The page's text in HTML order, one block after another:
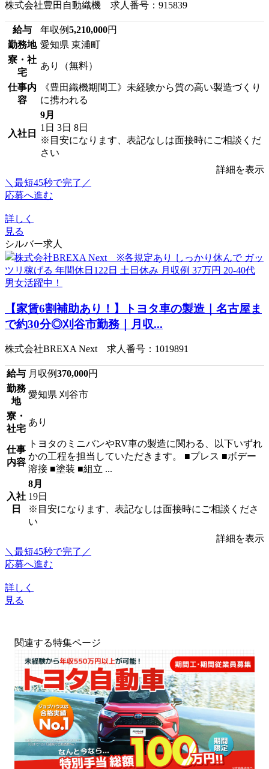
株式会社豊田自動織機 求人番号：915839
給与 年収例5,210,000円
勤務地 愛知県 東浦町
寮・社
宅
あり（無料）
仕事内
容
《豊田織機期間工》未経験から質の高い製造づくり
に携われる
入社日
9月
1日 3日 8日
※目安になります、表記なしは面接時にご相談くだ
さい
詳細を表示
＼最短45秒で完了／
応募へ進む
詳しく
見る
シルバー求人
【家賃6割補助あり！】トヨタ車の製造｜名古屋ま
で約30分◎刈谷市勤務｜月収...
株式会社BREXA Next 求人番号：1019891
給与 月収例370,000円
勤務
地
愛知県 刈谷市
寮・
社宅
あり
仕事
内容
トヨタのミニバンやRV車の製造に関わる、以下いずれ
かの工程を担当していただきます。 ■プレス ■ボデー
溶接 ■塗装 ■組立 ...
入社
日
8月
19日
※目安になります、表記なしは面接時にご相談くださ
い
詳細を表示
＼最短45秒で完了／
応募へ進む
詳しく
見る
関連する特集ページ